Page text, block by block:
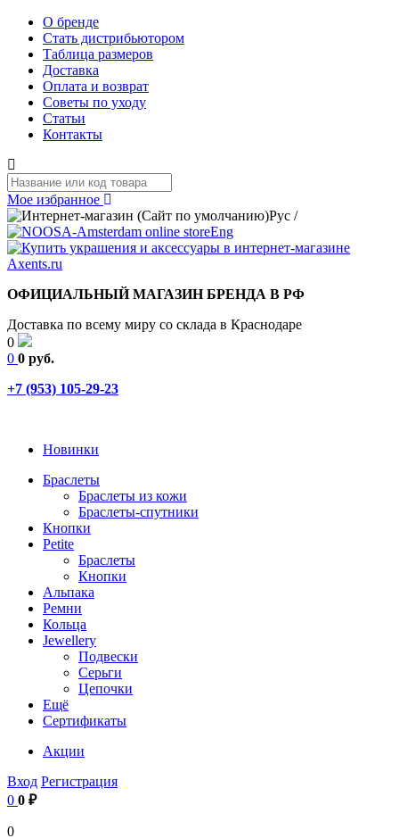
О бренде
Стать дистрибьютором
Таблица размеров
Доставка
Оплата и возврат
Советы по уходу
Статьи
Контакты
Мое избранное
Рус /
Eng
ОФИЦИАЛЬНЫЙ МАГАЗИН БРЕНДА В РФ
Доставка по всему миру со склада в Краснодаре
0
0 0 руб.
+7 (953) 105-29-23
Новинки
Браслеты
Браслеты из кожи
Браслеты-спутники
Кнопки
Petite
Браслеты
Кнопки
Альпака
Ремни
Кольца
Jewellery
Подвески
Серьги
Цепочки
Ещё
Сертификаты
Акции
Вход Регистрация
0 0 ₽
0